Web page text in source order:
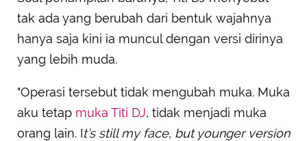
tak ada yang berubah dari bentuk wajahnya
hanya saja kini ia muncul dengan versi dirinya
yang lebih muda.
"Operasi tersebut tidak mengubah muka. Muka
aku tetap muka Titi DJ, tidak menjadi muka
orang lain. It’s still my face, but younger version